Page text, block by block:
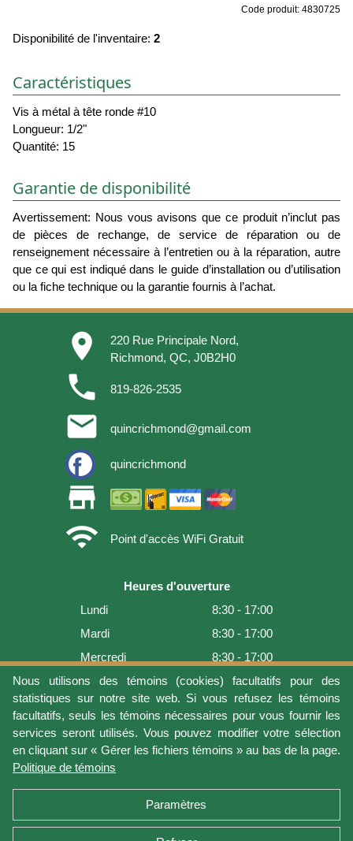
Nous utilisons des témoins (cookies) facultatifs pour des
statistiques sur notre site web. Si vous refusez les témoins
facultatifs, seuls les témoins nécessaires pour vous fournir les
services seront utilisés. Vous pouvez modifier votre sélection
en cliquant sur « Gérer les fichiers témoins » au bas de la page.
Politique de témoins
Paramètres
Code produit: 4830725
Disponibilité de l'inventaire: 2
Caractéristiques
Vis à métal à tête ronde #10
Longueur: 1/2"
Quantité: 15
Garantie de disponibilité
Avertissement: Nous vous avisons que ce produit n’inclut pas
de pièces de rechange, de service de réparation ou de
renseignement nécessaire à l’entretien ou à la réparation, autre
que ce qui est indiqué dans le guide d’installation ou d’utilisation
ou la fiche technique ou la garantie fournis à l’achat.
place
220 Rue Principale Nord,
Richmond, QC, J0B2H0
phone 819-826-2535
email quincrichmond@gmail.com
quincrichmond
store
wifi
Point d'accès WiFi Gratuit
Heures d'ouverture
Lundi
8:30 - 17:00
Mardi
8:30 - 17:00
Mercredi
8:30 - 17:00
Jeudi
8:30 - 17:00
Vendredi
8:30 - 17:00
Samedi
9:00 - 16:00
Dimanche
Fermé